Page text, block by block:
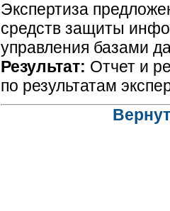
Экспертиза
средств защиты
управления базами
Результат: Отчет и
по результатам